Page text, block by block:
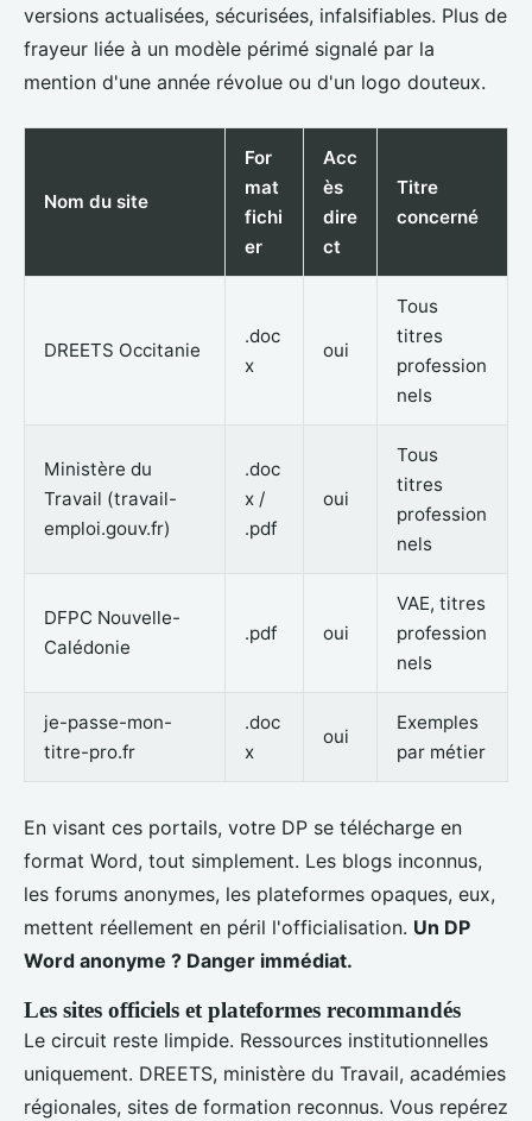
versions actualisées, sécurisées, infalsifiables. Plus de
frayeur liée à un modèle périmé signalé par la
mention d'une année révolue ou d'un logo douteux.
Nom du site
For
mat
fichi
er
Acc
ès
dire
ct
Titre
concerné
DREETS Occitanie
.doc
x
oui
Tous
titres
profession
nels
Ministère du
Travail (travail-
emploi.gouv.fr)
.doc
x /
.pdf
oui
Tous
titres
profession
nels
DFPC Nouvelle-
Calédonie
.pdf oui
VAE, titres
profession
nels
je-passe-mon-
titre-pro.fr
.doc
x
oui
Exemples
par métier
En visant ces portails, votre DP se télécharge en
format Word, tout simplement. Les blogs inconnus,
les forums anonymes, les plateformes opaques, eux,
mettent réellement en péril l'officialisation. Un DP
Word anonyme ? Danger immédiat.
Les sites officiels et plateformes recommandés
Le circuit reste limpide. Ressources institutionnelles
uniquement. DREETS, ministère du Travail, académies
régionales, sites de formation reconnus. Vous repérez